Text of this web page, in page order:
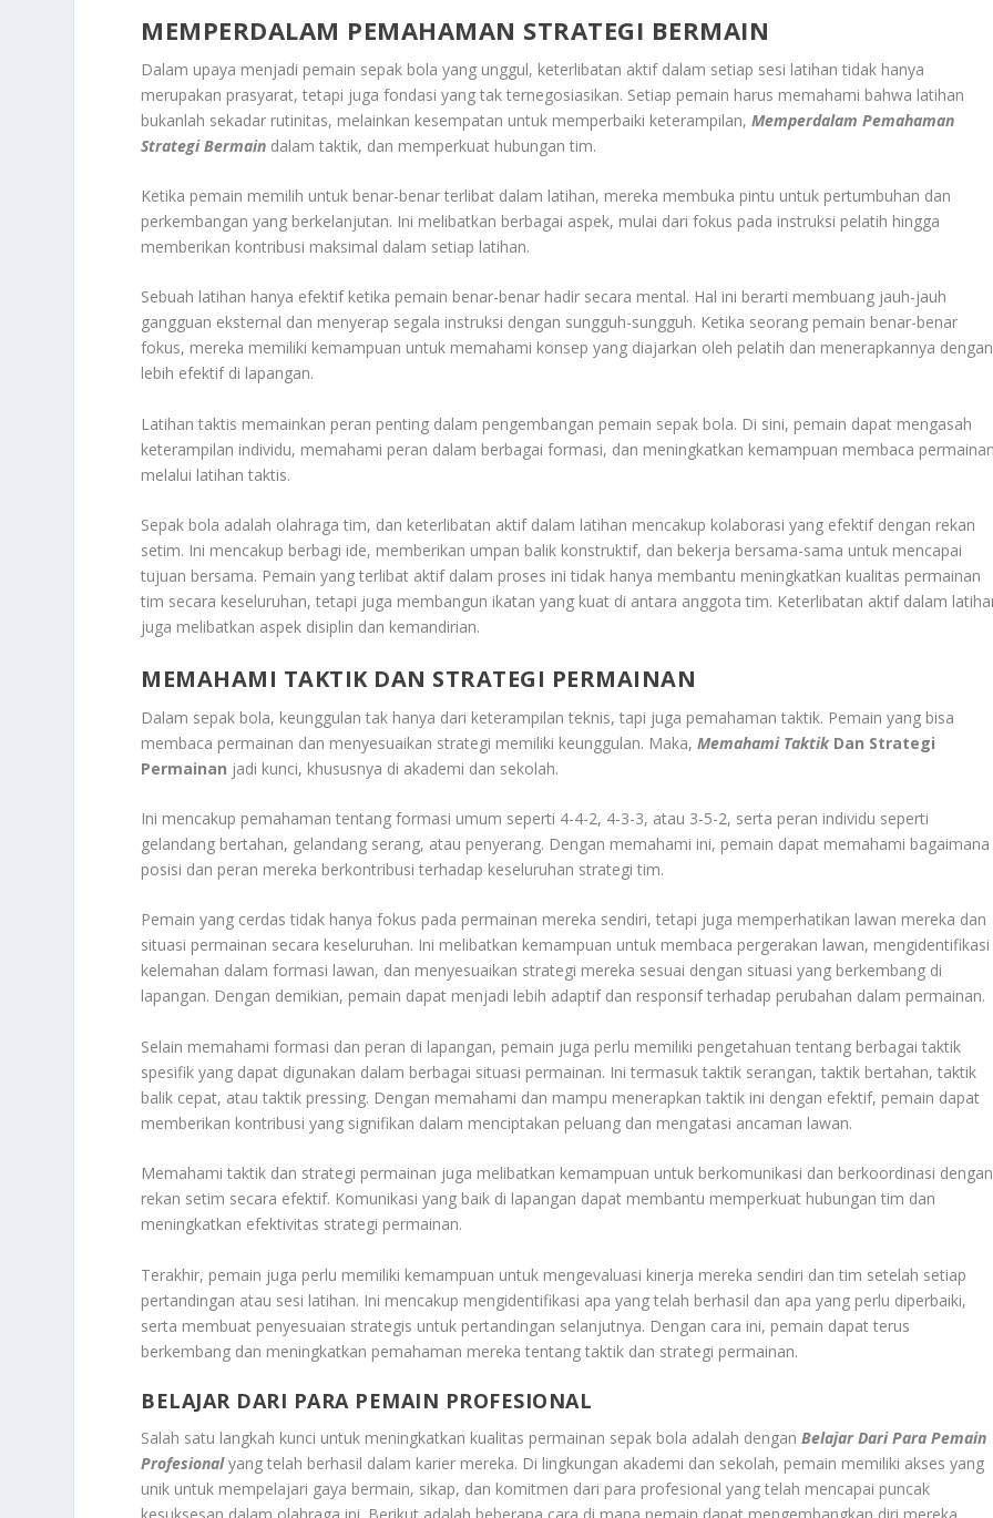
MEMPERDALAM PEMAHAMAN STRATEGI BERMAIN
Dalam upaya menjadi pemain sepak bola yang unggul, keterlibatan aktif dalam setiap sesi latihan tidak hanya
merupakan prasyarat, tetapi juga fondasi yang tak ternegosiasikan. Setiap pemain harus memahami bahwa latihan
bukanlah sekadar rutinitas, melainkan kesempatan untuk memperbaiki keterampilan,Memperdalam Pemahaman
Strategi Bermain dalam taktik, dan memperkuat hubungan tim.
Ketika pemain memilih untuk benar-benar terlibat dalam latihan, mereka membuka pintu untuk pertumbuhan dan
perkembangan yang berkelanjutan. Ini melibatkan berbagai aspek, mulai dari fokus pada instruksi pelatih hingga
memberikan kontribusi maksimal dalam setiap latihan.
Sebuah latihan hanya efektif ketika pemain benar-benar hadir secara mental. Hal ini berarti membuang jauh-jauh
gangguan eksternal dan menyerap segala instruksi dengan sungguh-sungguh. Ketika seorang pemain benar-benar
fokus, mereka memiliki kemampuan untuk memahami konsep yang diajarkan oleh pelatih dan menerapkannya dengan
lebih efektif di lapangan.
Latihan taktis memainkan peran penting dalam pengembangan pemain sepak bola. Di sini, pemain dapat mengasah
keterampilan individu, memahami peran dalam berbagai formasi, dan meningkatkan kemampuan membaca
melalui latihan taktis.
Sepak bola adalah olahraga tim, dan keterlibatan aktif dalam latihan mencakup kolaborasi yang efektif dengan rekan
setim. Ini mencakup berbagi ide, memberikan umpan balik konstruktif, dan bekerja bersama-sama untuk mencapai
tujuan bersama. Pemain yang terlibat aktif dalam proses ini tidak hanya membantu meningkatkan kualitas permainan
tim secara keseluruhan, tetapi juga membangun ikatan yang kuat di antara anggota tim. Keterlibatan aktif dalam
juga melibatkan aspek disiplin dan kemandirian.
MEMAHAMI TAKTIK DAN STRATEGI PERMAINAN
Dalam sepak bola, keunggulan tak hanya dari keterampilan teknis, tapi juga pemahaman taktik. Pemain yang bisa
membaca permainan dan menyesuaikan strategi memiliki keunggulan. Maka,Memahami TaktikDan Strategi
Permainan jadi kunci, khususnya di akademi dan sekolah.
Ini mencakup pemahaman tentang formasi umum seperti 4-4-2, 4-3-3, atau 3-5-2, serta peran individu seperti
gelandang bertahan, gelandang serang, atau penyerang. Dengan memahami ini, pemain dapat memahami bagaimana
posisi dan peran mereka berkontribusi terhadap keseluruhan strategi tim.
Pemain yang cerdas tidak hanya fokus pada permainan mereka sendiri, tetapi juga memperhatikan lawan mereka dan
situasi permainan secara keseluruhan. Ini melibatkan kemampuan untuk membaca pergerakan lawan, mengidentifikasi
kelemahan dalam formasi lawan, dan menyesuaikan strategi mereka sesuai dengan situasi yang berkembang di
lapangan. Dengan demikian, pemain dapat menjadi lebih adaptif dan responsif terhadap perubahan dalam permainan.
Selain memahami formasi dan peran di lapangan, pemain juga perlu memiliki pengetahuan tentang berbagai taktik
spesifik yang dapat digunakan dalam berbagai situasi permainan. Ini termasuk taktik serangan, taktik bertahan, taktik
balik cepat, atau taktik pressing. Dengan memahami dan mampu menerapkan taktik ini dengan efektif, pemain dapat
memberikan kontribusi yang signifikan dalam menciptakan peluang dan mengatasi ancaman lawan.
Memahami taktik dan strategi permainan juga melibatkan kemampuan untuk berkomunikasi dan berkoordinasi dengan
rekan setim secara efektif. Komunikasi yang baik di lapangan dapat membantu memperkuat hubungan tim dan
meningkatkan efektivitas strategi permainan.
Terakhir, pemain juga perlu memiliki kemampuan untuk mengevaluasi kinerja mereka sendiri dan tim setelah setiap
pertandingan atau sesi latihan. Ini mencakup mengidentifikasi apa yang telah berhasil dan apa yang perlu diperbaiki,
serta membuat penyesuaian strategis untuk pertandingan selanjutnya. Dengan cara ini, pemain dapat terus
berkembang dan meningkatkan pemahaman mereka tentang taktik dan strategi permainan.
BELAJAR DARI PARA PEMAIN PROFESIONAL
Salah satu langkah kunci untuk meningkatkan kualitas permainan sepak bola adalah denganBelajar Dari Para Pemain
Profesional yang telah berhasil dalam karier mereka. Di lingkungan akademi dan sekolah, pemain memiliki akses yang
unik untuk mempelajari gaya bermain, sikap, dan komitmen dari para profesional yang telah mencapai puncak